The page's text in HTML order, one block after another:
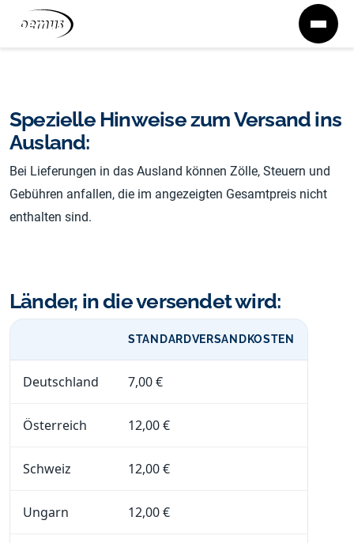
Zum Inhalt springen
Spezielle Hinweise zum Versand ins
Ausland:
Bei Lieferungen in das Ausland können Zölle, Steuern und
Gebühren anfallen, die im angezeigten Gesamtpreis nicht
enthalten sind.
Länder, in die versendet wird:
STANDARDVERSANDKOSTEN
Deutschland 7,00 €
Österreich 12,00 €
Schweiz 12,00 €
Ungarn 12,00 €